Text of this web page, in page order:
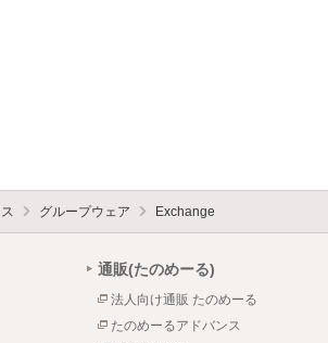
グループウェア Exchange
通販(たのめーる)
法人向け通販 たのめーる
たのめーるアドバンス